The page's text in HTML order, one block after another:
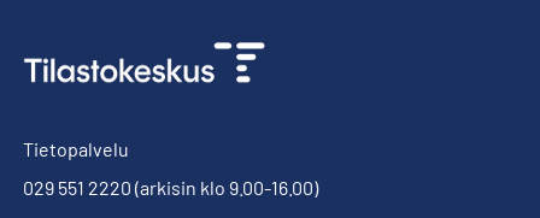
Tietopalvelu
029 551 2220 (arkisin klo 9.00-16.00)